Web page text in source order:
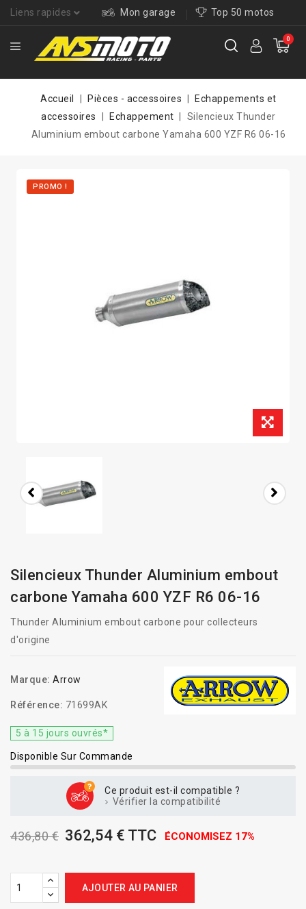
Liens rapides Mon garage Top 50 motos
0
Accueil Pièces - accessoires
Echappements et
accessoires
Echappement
Silencieux Thunder
Aluminium embout carbone Yamaha 600 YZF R6 06-16
PROMO !
Silencieux Thunder Aluminium embout
carbone Yamaha 600 YZF R6 06-16
Thunder Aluminium embout carbone pour collecteurs
d'origine
Marque: Arrow
Référence: 71699AK
5 à 15 jours ouvrés*
Disponible Sur Commande
Ce produit est-il compatible ?
Vérifier la compatibilité
436,80 € 362,54 € TTC ÉCONOMISEZ 17%
AJOUTER AU PANIER